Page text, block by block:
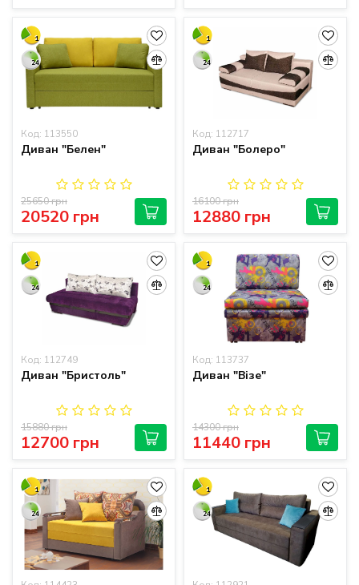
1
24
Код: 113550
Диван "Белен"
20520 грн
25650 грн
1
24
Код: 112717
Диван "Болеро"
12880 грн
16100 грн
1
24
Код: 112749
Диван "Бристоль"
12700 грн
15880 грн
1
24
Код: 113737
Диван "Візе"
11440 грн
14300 грн
1
24
1
24